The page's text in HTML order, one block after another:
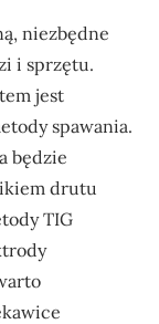
niezbędne
i sprzętu.
jest
spawania.
będzie
drutu
TIG